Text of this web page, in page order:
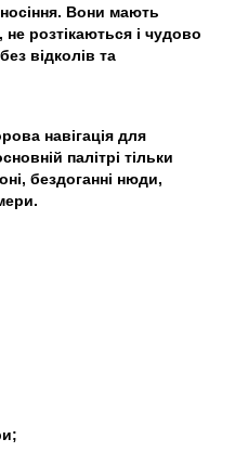
Вони мають
не розтікаються і чудово
відколів та
навігація для
палітрі тільки
бездоганні нюди,